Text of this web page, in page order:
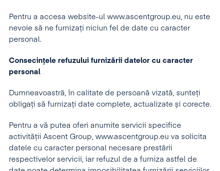
Pentru a accesa website-ul www.ascentgroup.eu, nu este
nevoie să ne furnizați niciun fel de date cu caracter
personal.
Consecințele refuzului furnizării datelor cu caracter
personal
Dumneavoastră, în calitate de persoană vizată, sunteți
obligați să furnizați date complete, actualizate și corecte.
Pentru a vă putea oferi anumite servicii specifice
activității Ascent Group, www.ascentgroup.eu va solicita
datele cu caracter personal necesare prestării
respectivelor servicii, iar refuzul de a furniza astfel de